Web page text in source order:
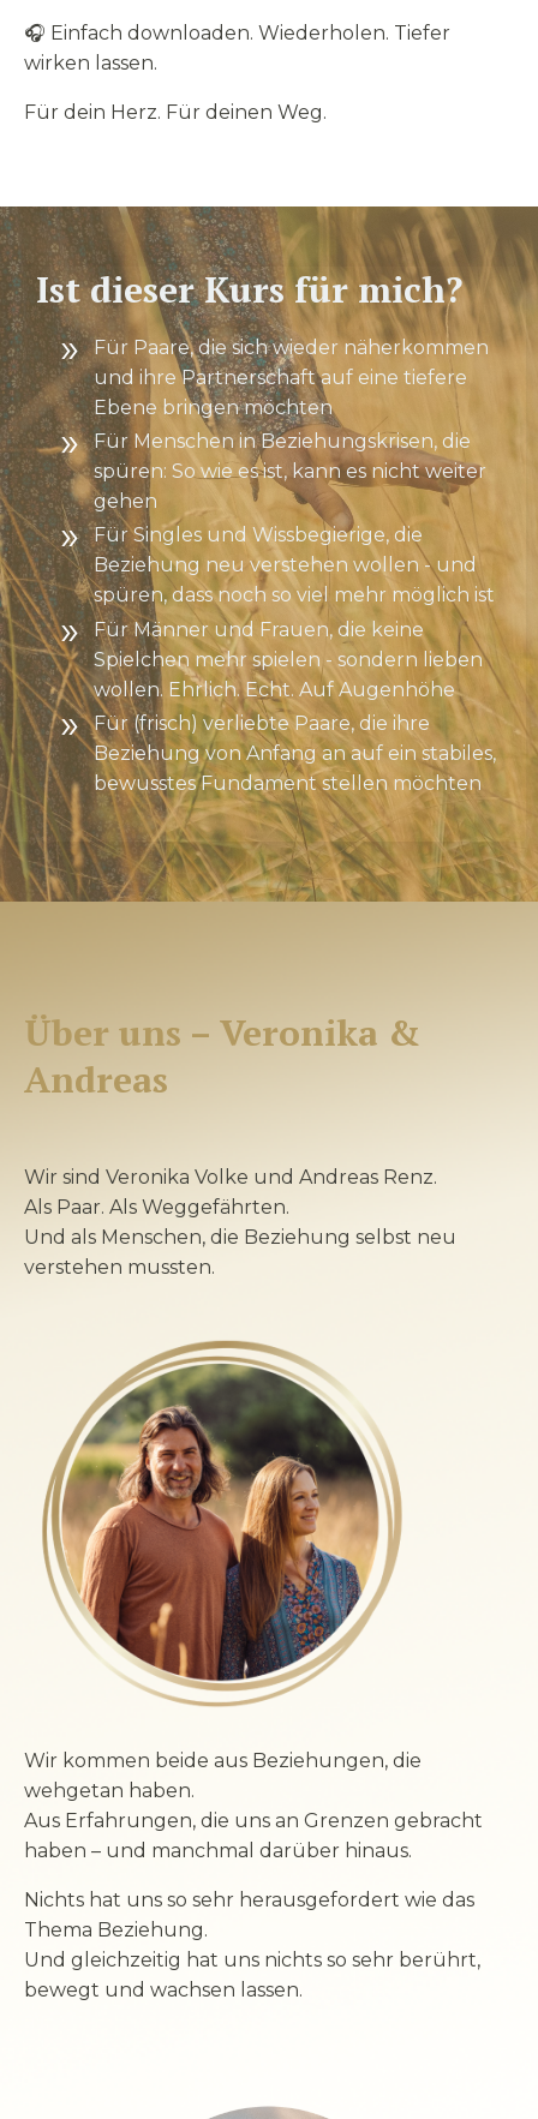
🎧 Einfach downloaden. Wiederholen. Tiefer
wirken lassen.
Für dein Herz. Für deinen Weg.
Ist dieser Kurs für mich?
Für Paare, die sich wieder näherkommen
und ihre Partnerschaft auf eine tiefere
Ebene bringen möchten
Für Menschen in Beziehungskrisen, die
spüren: So wie es ist, kann es nicht weiter
gehen
Für Singles und Wissbegierige, die
Beziehung neu verstehen wollen - und
spüren, dass noch so viel mehr möglich ist
Für Männer und Frauen, die keine
Spielchen mehr spielen - sondern lieben
wollen. Ehrlich. Echt. Auf Augenhöhe
Für (frisch) verliebte Paare, die ihre
Beziehung von Anfang an auf ein stabiles,
bewusstes Fundament stellen möchten
Über uns – Veronika &
Andreas
Wir sind Veronika Volke und Andreas Renz.
Als Paar. Als Weggefährten.
Und als Menschen, die Beziehung selbst neu
verstehen mussten.
Wir kommen beide aus Beziehungen, die
wehgetan haben.
Aus Erfahrungen, die uns an Grenzen gebracht
haben – und manchmal darüber hinaus.
Nichts hat uns so sehr herausgefordert wie das
Thema Beziehung.
Und gleichzeitig hat uns nichts so sehr berührt,
bewegt und wachsen lassen.